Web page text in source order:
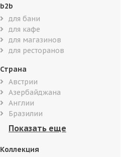
b2b
для бани
для кафе
для магазинов
для ресторанов
Страна
Австрии
Азербайджана
Англии
Бразилии
Коллекция